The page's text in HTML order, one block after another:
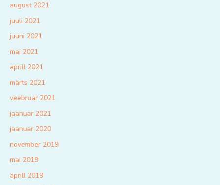
august 2021
juuli 2021
juuni 2021
mai 2021
aprill 2021
märts 2021
veebruar 2021
jaanuar 2021
jaanuar 2020
november 2019
mai 2019
aprill 2019